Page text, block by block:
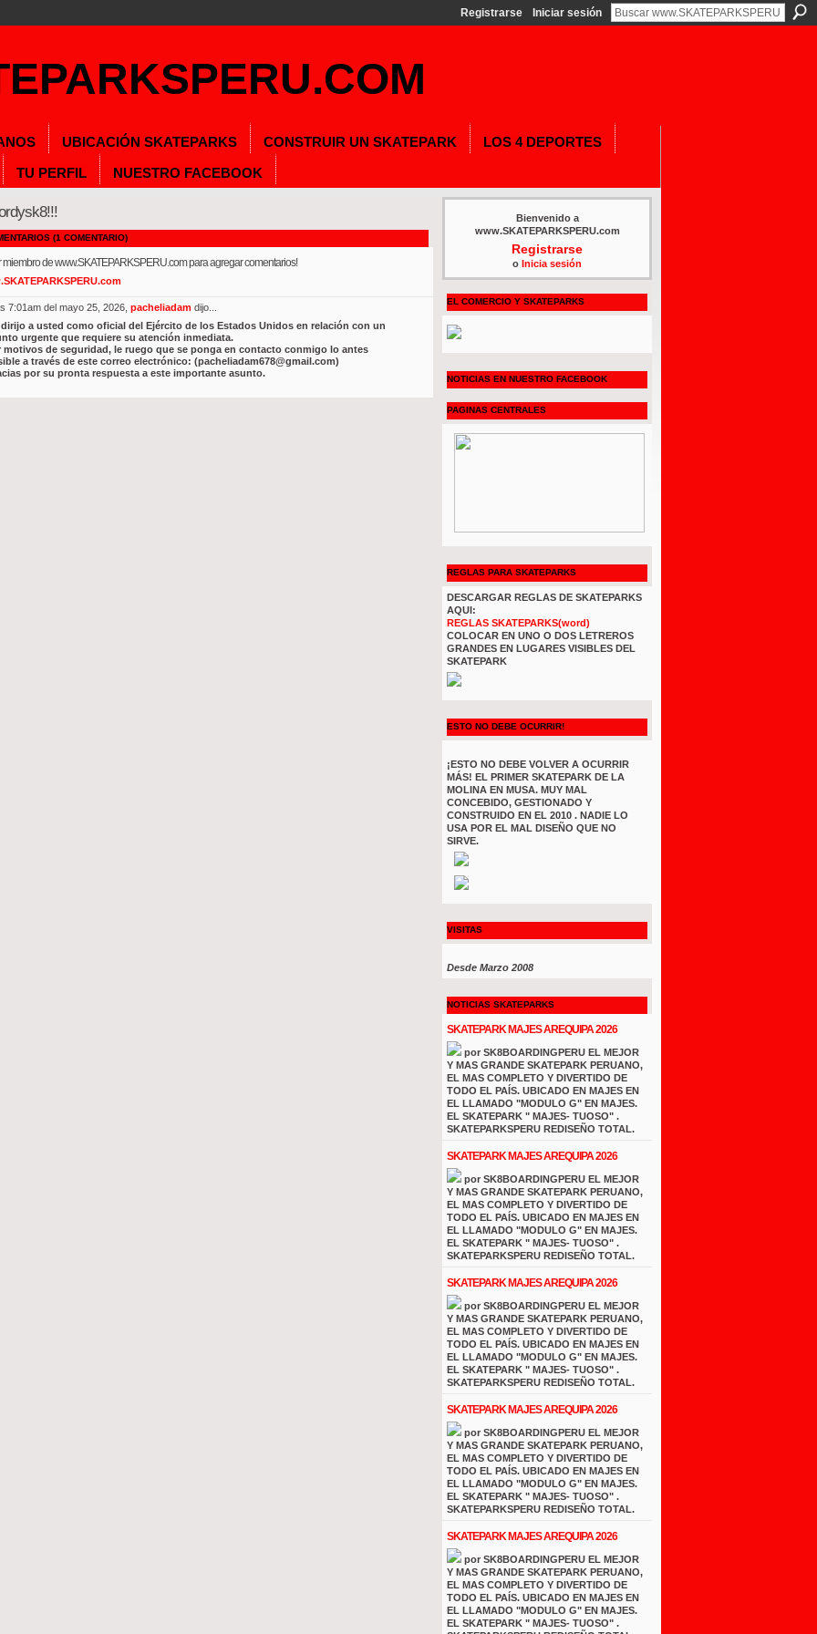
Registrarse Iniciar sesión
UBICACIÓN SKATEPARKS CONSTRUIR UN SKATEPARK
LOS 4 DEPORTES
TU PERFIL NUESTRO FACEBOOK
(1 COMENTARIO)
miembro de www.SKATEPARKSPERU.com para agregar comentarios!
7:01am del mayo 25, 2026, pacheliadam dijo...
dirijo a usted como oficial del Ejército de los Estados Unidos en relación con un
urgente que requiere su atención inmediata.
motivos de seguridad, le ruego que se ponga en contacto conmigo lo antes
a través de este correo electrónico: (pacheliadam678@gmail.com)
por su pronta respuesta a este importante asunto.
Bienvenido a
www.SKATEPARKSPERU.com
Registrarse
o Inicia sesión
EL COMERCIO Y SKATEPARKS
NOTICIAS EN NUESTRO FACEBOOK
PAGINAS CENTRALES
REGLAS PARA SKATEPARKS
DESCARGAR REGLAS DE SKATEPARKS
AQUI:
REGLAS SKATEPARKS(word)
COLOCAR EN UNO O DOS LETREROS
GRANDES EN LUGARES VISIBLES DEL
SKATEPARK
ESTO NO DEBE OCURRIR!
¡ESTO NO DEBE VOLVER A OCURRIR
MÁS! EL PRIMER SKATEPARK DE LA
MOLINA EN MUSA. MUY MAL
CONCEBIDO, GESTIONADO Y
CONSTRUIDO EN EL 2010 . NADIE LO
USA POR EL MAL DISEÑO QUE NO
SIRVE.
VISITAS
Desde Marzo 2008
NOTICIAS SKATEPARKS
SKATEPARK MAJES AREQUIPA 2026
por SK8BOARDINGPERU EL MEJOR
Y MAS GRANDE SKATEPARK PERUANO,
EL MAS COMPLETO Y DIVERTIDO DE
TODO EL PAÍS. UBICADO EN MAJES EN
EL LLAMADO "MODULO G" EN MAJES.
EL SKATEPARK " MAJES- TUOSO" .
SKATEPARKSPERU REDISEÑO TOTAL.
SKATEPARK MAJES AREQUIPA 2026
por SK8BOARDINGPERU EL MEJOR
Y MAS GRANDE SKATEPARK PERUANO,
EL MAS COMPLETO Y DIVERTIDO DE
TODO EL PAÍS. UBICADO EN MAJES EN
EL LLAMADO "MODULO G" EN MAJES.
EL SKATEPARK " MAJES- TUOSO" .
SKATEPARKSPERU REDISEÑO TOTAL.
SKATEPARK MAJES AREQUIPA 2026
por SK8BOARDINGPERU EL MEJOR
Y MAS GRANDE SKATEPARK PERUANO,
EL MAS COMPLETO Y DIVERTIDO DE
TODO EL PAÍS. UBICADO EN MAJES EN
EL LLAMADO "MODULO G" EN MAJES.
EL SKATEPARK " MAJES- TUOSO" .
SKATEPARKSPERU REDISEÑO TOTAL.
SKATEPARK MAJES AREQUIPA 2026
por SK8BOARDINGPERU EL MEJOR
Y MAS GRANDE SKATEPARK PERUANO,
EL MAS COMPLETO Y DIVERTIDO DE
TODO EL PAÍS. UBICADO EN MAJES EN
EL LLAMADO "MODULO G" EN MAJES.
EL SKATEPARK " MAJES- TUOSO" .
SKATEPARKSPERU REDISEÑO TOTAL.
SKATEPARK MAJES AREQUIPA 2026
por SK8BOARDINGPERU EL MEJOR
Y MAS GRANDE SKATEPARK PERUANO,
EL MAS COMPLETO Y DIVERTIDO DE
TODO EL PAÍS. UBICADO EN MAJES EN
EL LLAMADO "MODULO G" EN MAJES.
EL SKATEPARK " MAJES- TUOSO" .